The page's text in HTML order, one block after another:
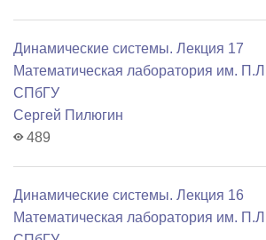
Динамические системы. Лекция 17
Математичеcкая лаборатория им.
СПбГУ
Сергей Пилюгин
489
Динамические системы. Лекция 16
Математичеcкая лаборатория им.